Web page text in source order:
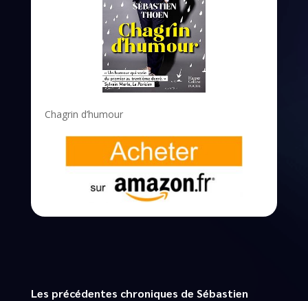
Chagrin d’humour
Les précédentes chroniques de Sébastien